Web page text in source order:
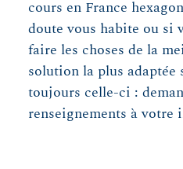
cours en France
doute vous habite ou si
faire les choses de la
solution la plus adaptée
toujours celle-ci :
renseignements à votre